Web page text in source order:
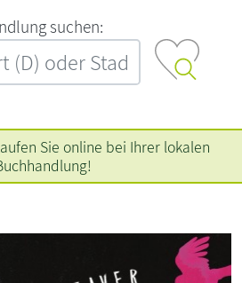
‍s‍u‍c‍h‍e‍n‍:‍
Sie online bei Ihrer lokalen